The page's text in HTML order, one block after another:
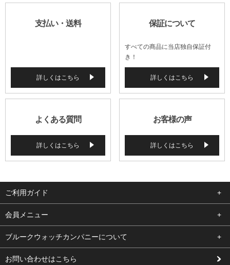
支払い・送料
詳しくはこちら
保証について
すべての商品に当店独自保証付
き！
詳しくはこちら
よくある質問
詳しくはこちら
お客様の声
詳しくはこちら
ご利用ガイド
よくある質問
支払い・送料
修理依頼
会員メニュー
ログイン
お気に入り
ブルークウォッチカンパニーについて
会社概要
お問い合わせはこちら